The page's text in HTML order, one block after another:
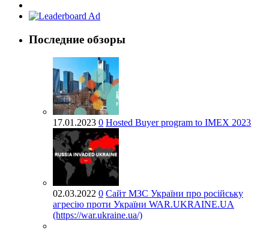
Последние обзоры
17.01.2023 0 Hosted Buyer program to IMEX 2023
02.03.2022 0 Cайт МЗС України про російську
агресію проти України WAR.UKRAINE.UA
(https://war.ukraine.ua/)